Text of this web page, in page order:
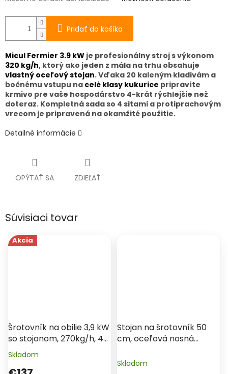
Pridať do košíka
Micul Fermier 3.9 kW je profesionálny stroj s výkonom
320 kg/h, ktorý ako jeden z mála na trhu obsahuje
vlastný oceľový stojan. Vďaka 20 kaleným kladivám a
bočnému vstupu na celé klasy kukurice pripravíte
krmivo pre vaše hospodárstvo 4-krát rýchlejšie než
doteraz. Kompletná sada so 4 sitami a protiprachovým
vrecom je pripravená na okamžité použitie.
Detailné informácie
OPÝTAŤ SA ZDIEĽAŤ
Súvisiaci tovar
Akcia
Šrotovník na obilie 3,9 kW
so stojanom, 270kg/h, 4
sitá, Micul Fermier, GF-
0063
Priemerné
Skladom
Stojan na šrotovník 50
cm, oceľová nosná
Skladom